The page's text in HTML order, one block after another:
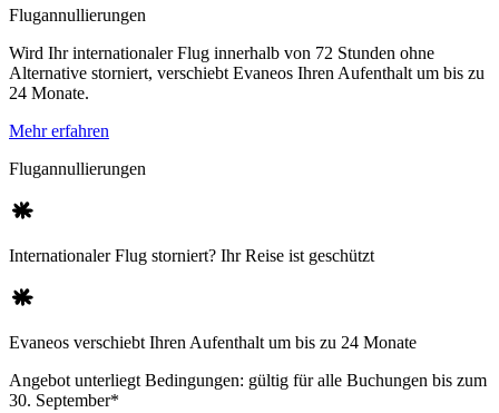
Flugannullierungen
Wird Ihr internationaler Flug innerhalb von 72 Stunden ohne
Alternative storniert, verschiebt Evaneos Ihren Aufenthalt um bis zu
24 Monate.
Mehr erfahren
Flugannullierungen
Internationaler Flug storniert? Ihr Reise ist geschützt
Evaneos verschiebt Ihren Aufenthalt um bis zu 24 Monate
Angebot unterliegt Bedingungen: gültig für alle Buchungen bis zum
30. September*